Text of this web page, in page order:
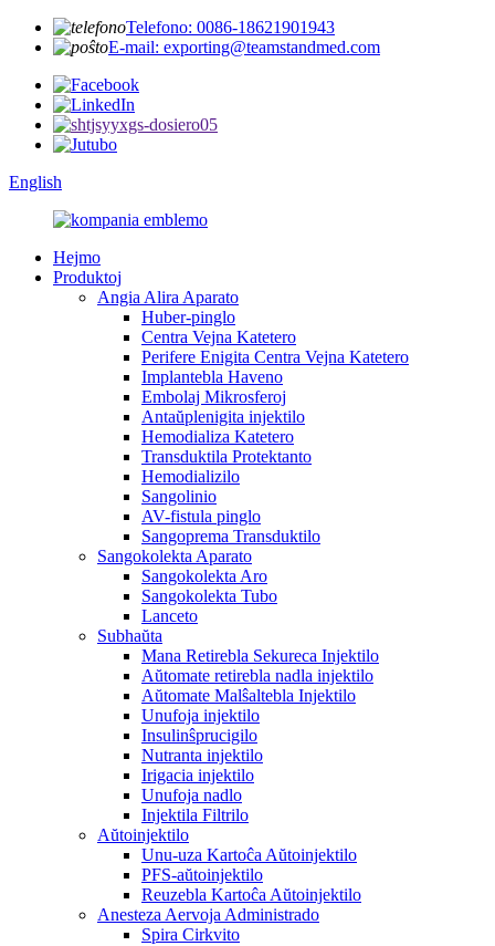
Telefono: 0086-18621901943
E-mail: exporting@teamstandmed.com
English
Hejmo
Produktoj
Angia Alira Aparato
Huber-pinglo
Centra Vejna Katetero
Perifere Enigita Centra Vejna Katetero
Implantebla Haveno
Embolaj Mikrosferoj
Antaŭplenigita injektilo
Hemodializa Katetero
Transduktila Protektanto
Hemodializilo
Sangolinio
AV-fistula pinglo
Sangoprema Transduktilo
Sangokolekta Aparato
Sangokolekta Aro
Sangokolekta Tubo
Lanceto
Subhaŭta
Mana Retirebla Sekureca Injektilo
Aŭtomate retirebla nadla injektilo
Aŭtomate Malŝaltebla Injektilo
Unufoja injektilo
Insulinŝprucigilo
Nutranta injektilo
Irigacia injektilo
Unufoja nadlo
Injektila Filtrilo
Aŭtoinjektilo
Unu-uza Kartoĉa Aŭtoinjektilo
PFS-aŭtoinjektilo
Reuzebla Kartoĉa Aŭtoinjektilo
Anesteza Aervoja Administrado
Spira Cirkvito